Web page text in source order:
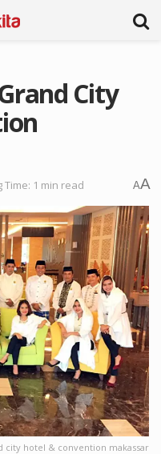
City
Time: 1 min read AA
city hotel & convention makassar